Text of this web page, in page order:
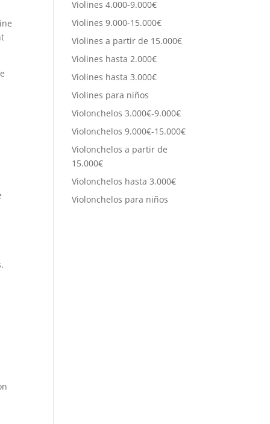
Violines 4.000-9.000€
Violines 9.000-15.000€
Violines a partir de 15.000€
Violines hasta 2.000€
Violines hasta 3.000€
Violines para niños
Violonchelos 3.000€-9.000€
Violonchelos 9.000€-15.000€
Violonchelos a partir de
15.000€
Violonchelos hasta 3.000€
Violonchelos para niños